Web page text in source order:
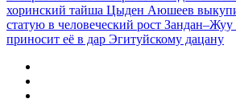
хоринский тайша Цыден Аюшеев
статую в человеческий рост Зандан–Жуу
приносит её в дар Эгитуйскому дацану